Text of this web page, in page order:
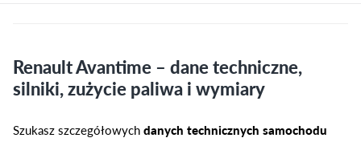
Renault Avantime – dane techniczne,
silniki, zużycie paliwa i wymiary
Szukasz szczegółowychdanych technicznych samochodu